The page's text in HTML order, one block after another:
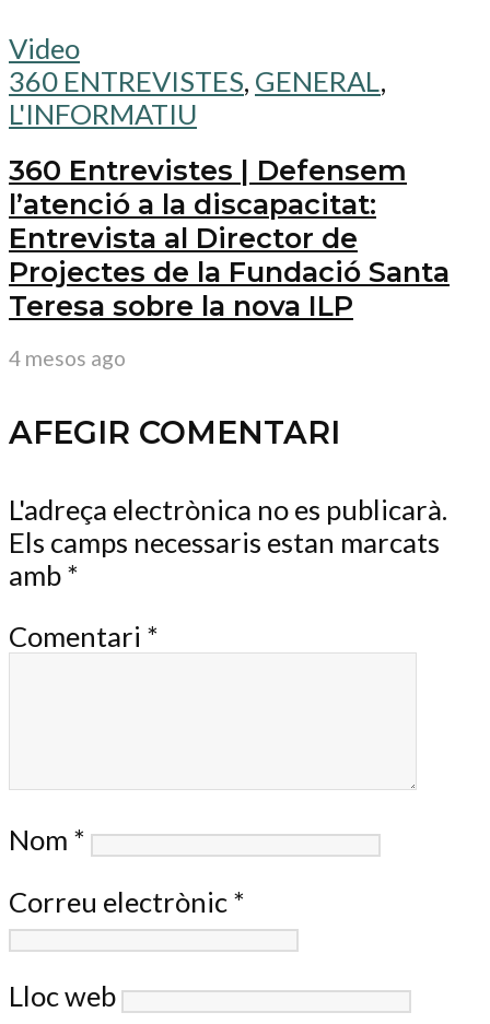
Video
360 ENTREVISTES, GENERAL ,
L'INFORMATIU
360 Entrevistes | Defensem
l’atenció a la discapacitat:
Entrevista al Director de
Projectes de la Fundació Santa
Teresa sobre la nova ILP
4 mesos ago
AFEGIR COMENTARI
L'adreça electrònica no es publicarà.
Els camps necessaris estan marcats
amb *
Comentari *
Nom *
Correu electrònic *
Lloc web